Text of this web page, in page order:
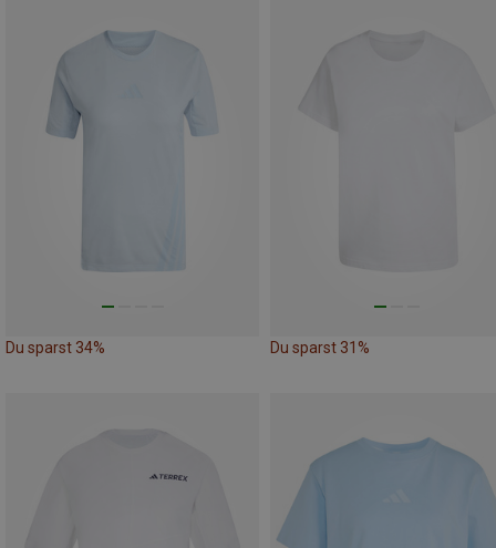
Du sparst 34% Du sparst 31%